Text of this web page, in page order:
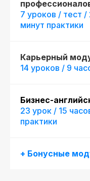
7 уроков / тест
минут практики
Карьерный
14 уроков / 9
Бизнес-
23 урок / 15
практики
+ Бонусные
fr130319.000
при полной оплате
Дополнительная
скидка 10%
Подробнее
к сентябрю